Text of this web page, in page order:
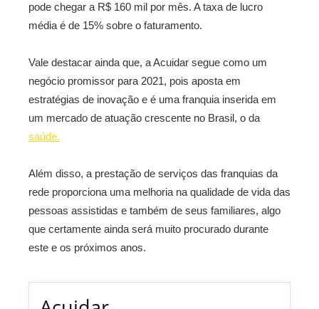
pode chegar a R$ 160 mil por mês. A taxa de lucro
média é de 15% sobre o faturamento.
Vale destacar ainda que, a Acuidar segue como um
negócio promissor para 2021, pois aposta em
estratégias de inovação e é uma franquia inserida em
um mercado de atuação crescente no Brasil, o da
saúde.
Além disso, a prestação de serviços das franquias da
rede proporciona uma melhoria na qualidade de vida das
pessoas assistidas e também de seus familiares, algo
que certamente ainda será muito procurado durante
este e os próximos anos.